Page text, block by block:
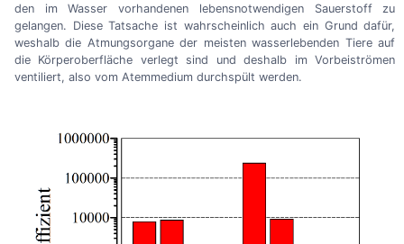
den im Wasser vorhandenen lebensnotwendigen Sauerstoff zu
gelangen. Diese Tatsache ist wahrscheinlich auch ein Grund dafür,
weshalb die Atmungsorgane der meisten wasserlebenden Tiere auf
die Körperoberfläche verlegt sind und deshalb im Vorbeiströmen
ventiliert, also vom Atemmedium durchspült werden.